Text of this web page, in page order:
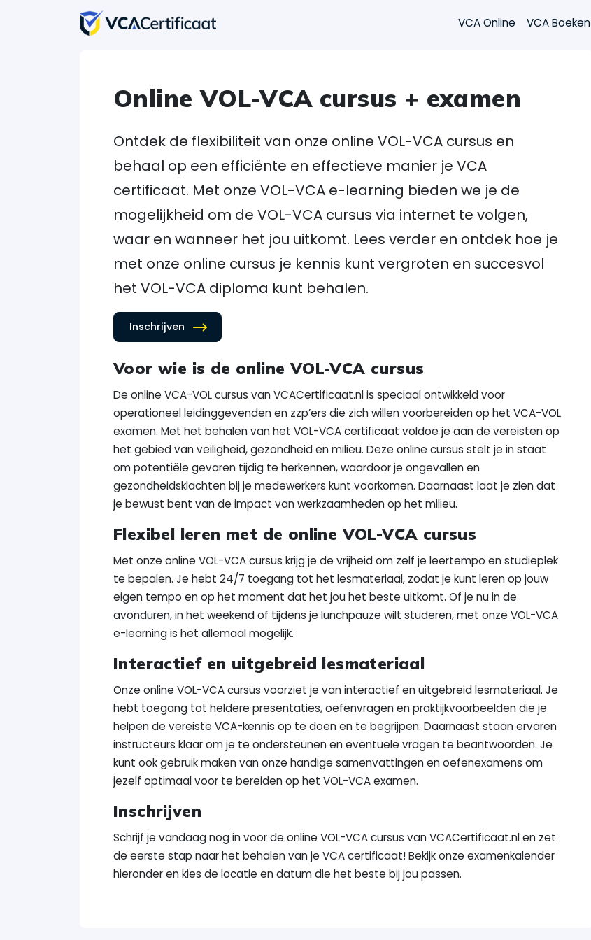
VCA Online VCA Boeken
Online VOL-VCA cursus + examen
Ontdek de flexibiliteit van onze online VOL-VCA cursus en
behaal op een efficiënte en effectieve manier je VCA
certificaat. Met onze VOL-VCA e-learning bieden we je de
mogelijkheid om de VOL-VCA cursus via internet te volgen,
waar en wanneer het jou uitkomt. Lees verder en ontdek hoe je
met onze online cursus je kennis kunt vergroten en succesvol
het VOL-VCA diploma kunt behalen.
Inschrijven
Voor wie is de online VOL-VCA cursus
De online VCA-VOL cursus van VCACertificaat.nl is speciaal ontwikkeld voor
operationeel leidinggevenden en zzp’ers die zich willen voorbereiden op het VCA-VOL
examen. Met het behalen van het VOL-VCA certificaat voldoe je aan de vereisten op
het gebied van veiligheid, gezondheid en milieu. Deze online cursus stelt je in staat
om potentiële gevaren tijdig te herkennen, waardoor je ongevallen en
gezondheidsklachten bij je medewerkers kunt voorkomen. Daarnaast laat je zien dat
je bewust bent van de impact van werkzaamheden op het milieu.
Flexibel leren met de online VOL-VCA cursus
Met onze online VOL-VCA cursus krijg je de vrijheid om zelf je leertempo en studieplek
te bepalen. Je hebt 24/7 toegang tot het lesmateriaal, zodat je kunt leren op jouw
eigen tempo en op het moment dat het jou het beste uitkomt. Of je nu in de
avonduren, in het weekend of tijdens je lunchpauze wilt studeren, met onze VOL-VCA
e-learning is het allemaal mogelijk.
Interactief en uitgebreid lesmateriaal
Onze online VOL-VCA cursus voorziet je van interactief en uitgebreid lesmateriaal. Je
hebt toegang tot heldere presentaties, oefenvragen en praktijkvoorbeelden die je
helpen de vereiste VCA-kennis op te doen en te begrijpen. Daarnaast staan ervaren
instructeurs klaar om je te ondersteunen en eventuele vragen te beantwoorden. Je
kunt ook gebruik maken van onze handige samenvattingen en oefenexamens om
jezelf optimaal voor te bereiden op het VOL-VCA examen.
Inschrijven
Schrijf je vandaag nog in voor de online VOL-VCA cursus van VCACertificaat.nl en zet
de eerste stap naar het behalen van je VCA certificaat! Bekijk onze examenkalender
hieronder en kies de locatie en datum die het beste bij jou passen.